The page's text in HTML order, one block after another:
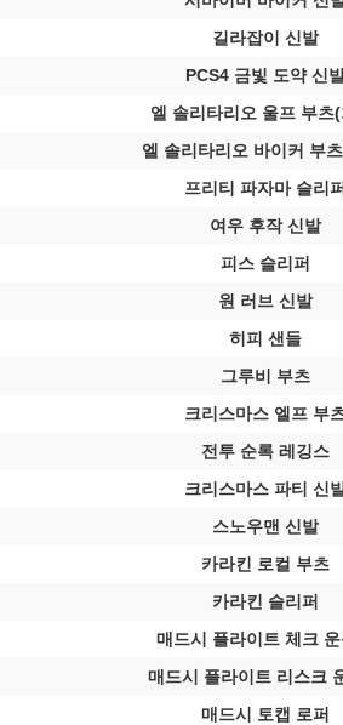
길라잡이 신발
PCS4 금빛 도약 신
엘 솔리타리오 울프 부츠
엘 솔리타리오 바이커 부
프리티 파자마 슬리퍼
여우 후작 신발
피스 슬리퍼
원 러브 신발
히피 샌들
그루비 부츠
크리스마스 엘프 부
전투 순록 레깅스
크리스마스 파티 신
스노우맨 신발
카라킨 로컬 부츠
카라킨 슬리퍼
매드시 플라이트 체크
매드시 플라이트 리스크
매드시 토캡 로퍼